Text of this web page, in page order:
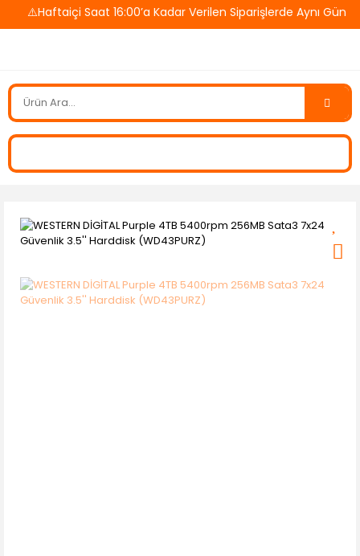
⚠️Haftaiçi Saat 16:00’a Kadar Verilen Siparişlerde Aynı Gün